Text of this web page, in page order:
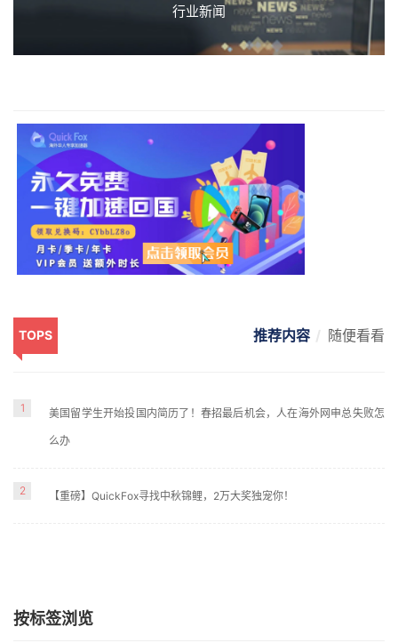
行业新闻
TOPS 推荐内容 随便看看
1 美国留学生开始投国内简历了！春招最后机会，人在海外网申总失败怎
么办
2 【重磅】QuickFox寻找中秋锦鲤，2万大奖独宠你！
按标签浏览